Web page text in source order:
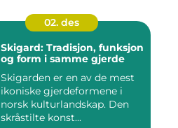
02. des
Skigard: Tradisjon, funksjon
og form i samme gjerde
Skigarden er en av de mest
ikoniske gjerdeformene i
norsk kulturlandskap. Den
skråstilte konst...